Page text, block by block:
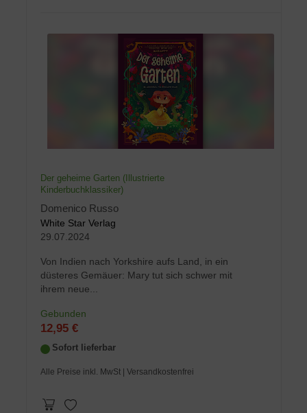
Der geheime Garten (Illustrierte
Kinderbuchklassiker)
Domenico Russo
White Star Verlag
29.07.2024
Von Indien nach Yorkshire aufs Land, in ein
düsteres Gemäuer: Mary tut sich schwer mit
ihrem neue...
Gebunden
12,95 €
Sofort lieferbar
Alle Preise inkl. MwSt | Versandkostenfrei